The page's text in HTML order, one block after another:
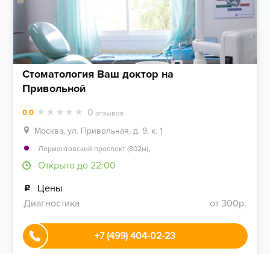
Стоматология Ваш доктор на
Привольной
0.0 0 отзывов
Москва, ул. Привольная, д. 9, к. 1
Лермонтовский проспект (802м),
Открыто до 22:00
Цены
Диагностика
от 300р.
+7 (499) 404-02-23